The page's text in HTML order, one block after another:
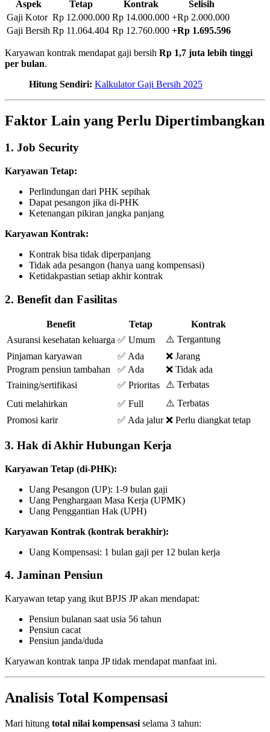
Aspek Tetap Kontrak
Selisih
Gaji Kotor Rp 12.000.000 Rp 14.000.000 +Rp 2.000.000
Gaji Bersih Rp 11.064.404 Rp 12.760.000 +Rp 1.695.596
Karyawan kontrak mendapat gaji bersih Rp 1,7 juta lebih tinggi
per bulan.
Hitung Sendiri: Kalkulator Gaji Bersih 2025
Faktor Lain yang Perlu Dipertimbangkan
1. Job Security
Karyawan Tetap:
Perlindungan dari PHK sepihak
Dapat pesangon jika di-PHK
Ketenangan pikiran jangka panjang
Karyawan Kontrak:
Kontrak bisa tidak diperpanjang
Tidak ada pesangon (hanya uang kompensasi)
Ketidakpastian setiap akhir kontrak
2. Benefit dan Fasilitas
Benefit Tetap
Kontrak
Asuransi kesehatan keluarga ✅ Umum
⚠️ Tergantung
Pinjaman karyawan
✅ Ada
❌ Jarang
Program pensiun tambahan
✅ Ada
❌ Tidak ada
Training/sertifikasi
✅ Prioritas
⚠️ Terbatas
Cuti melahirkan
✅ Full
⚠️ Terbatas
Promosi karir
✅ Ada jalur ❌ Perlu diangkat tetap
3. Hak di Akhir Hubungan Kerja
Karyawan Tetap (di-PHK):
Uang Pesangon (UP): 1-9 bulan gaji
Uang Penghargaan Masa Kerja (UPMK)
Uang Penggantian Hak (UPH)
Karyawan Kontrak (kontrak berakhir):
Uang Kompensasi: 1 bulan gaji per 12 bulan kerja
4. Jaminan Pensiun
Karyawan tetap yang ikut BPJS JP akan mendapat:
Pensiun bulanan saat usia 56 tahun
Pensiun cacat
Pensiun janda/duda
Karyawan kontrak tanpa JP tidak mendapat manfaat ini.
Analisis Total Kompensasi
Mari hitung total nilai kompensasi selama 3 tahun: